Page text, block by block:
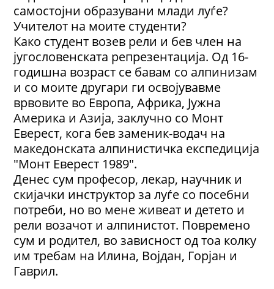
самостојни образувани млади луѓе?
Учителот на моите студенти?
Како студент возев рели и бев член на
југословенската репрезентација. Од 16-
годишна возраст се бавам со алпинизам
и со моите другари ги освојувавме
врвовите во Европа, Африка, Јужна
Америка и Азија, заклучно со Монт
Еверест, кога бев заменик-водач на
македонската алпинистичка експедиција
"Монт Еверест 1989".
Денес сум професор, лекар, научник и
скијачки инструктор за луѓе со посебни
потреби, но во мене живеат и детето и
рели возачот и алпинистот. Повремено
сум и родител, во зависност од тоа колку
им требам на Илина, Војдан, Горјан и
Гаврил.